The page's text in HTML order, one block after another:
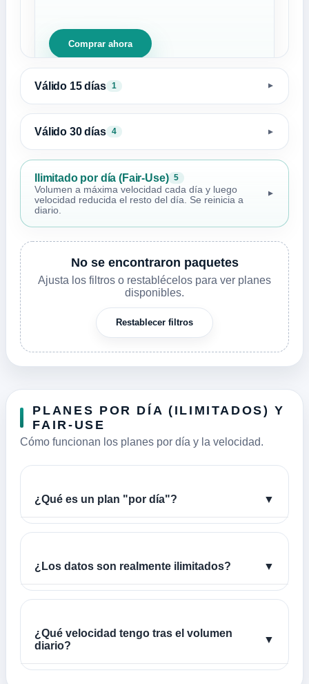
Comprar ahora
Válido 15 días 1 ▼
Válido 30 días 4 ▼
Ilimitado por día (Fair-Use) 5
Volumen a máxima velocidad cada día y luego
velocidad reducida el resto del día. Se reinicia a
diario.
▼
No se encontraron paquetes
Ajusta los filtros o restablécelos para ver planes
disponibles.
Restablecer filtros
PLANES POR DÍA (ILIMITADOS) Y
FAIR-USE
Cómo funcionan los planes por día y la velocidad.
¿Qué es un plan "por día"? ▼
¿Los datos son realmente ilimitados? ▼
¿Qué velocidad tengo tras el volumen
diario?
▼